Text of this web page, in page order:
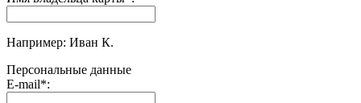
Например: Иван К.
Персональные данные
E-mail*: